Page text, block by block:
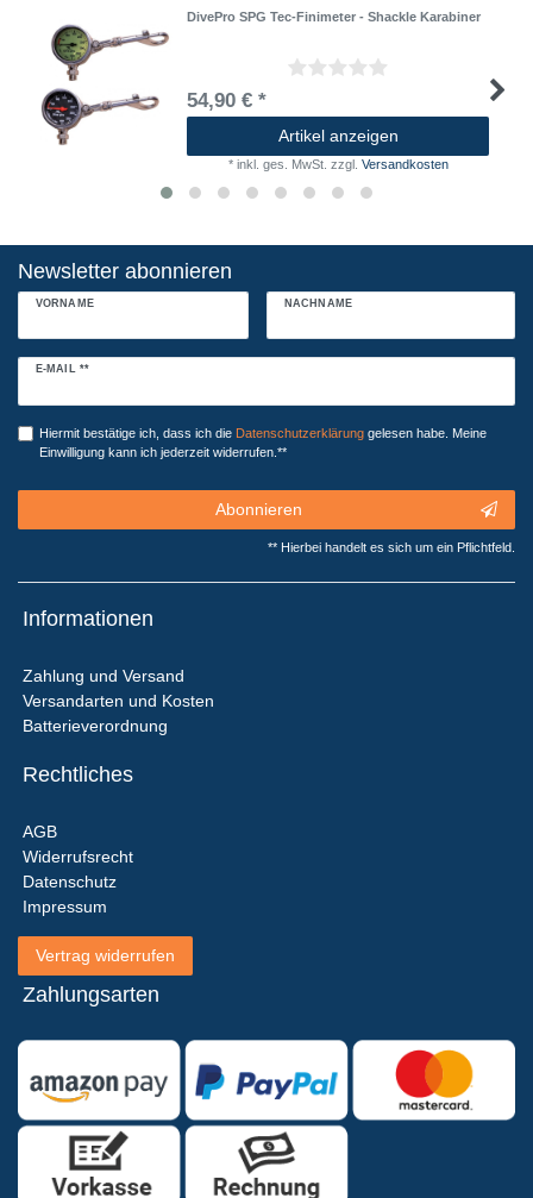
DivePro SPG Tec-Finimeter - Shackle Karabiner
54,90 € *
Artikel anzeigen
* inkl. ges. MwSt. zzgl. Versandkosten
Newsletter abonnieren
VORNAME NACHNAME
E-MAIL **
Newsletter
Hiermit bestätige ich, dass ich die Daten­schutz­erklärunggelesen habe. Meine
Einwilligung kann ich jederzeit widerrufen.**
Abonnieren
** Hierbei handelt es sich um ein Pflichtfeld.
Informationen
Zahlung und Versand
Versandarten und Kosten
Batterieverordnung
Rechtliches
AGB
Widerrufsrecht
Datenschutz
Impressum
Vertrag widerrufen
Zahlungsarten